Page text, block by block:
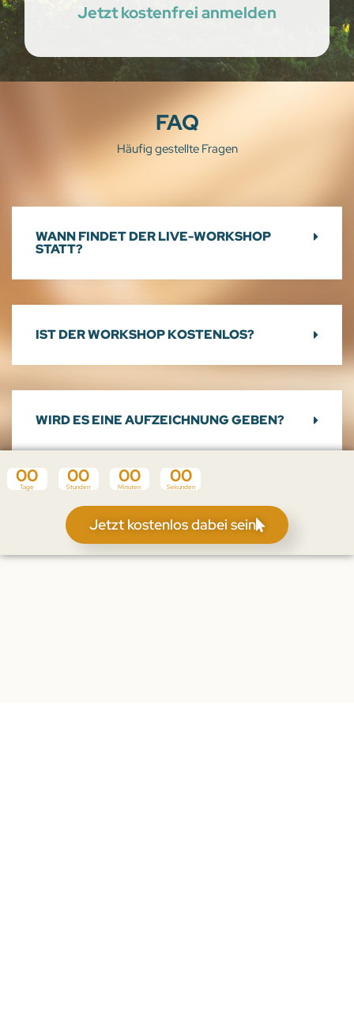
Jetzt kostenfrei anmelden
FAQ
Häufig gestellte Fragen
WANN FINDET DER LIVE-WORKSHOP
STATT?
IST DER WORKSHOP KOSTENLOS?
WIRD ES EINE AUFZEICHNUNG GEBEN?
00
Tage
00
Stunden
00
Minuten
00
Sekunden
Jetzt kostenlos dabei sein